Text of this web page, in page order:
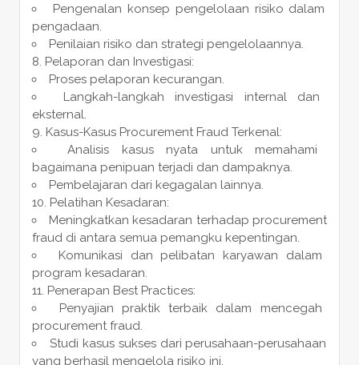
Pengenalan konsep pengelolaan risiko dalam
pengadaan.
Penilaian risiko dan strategi pengelolaannya.
Pelaporan dan Investigasi:
Proses pelaporan kecurangan.
Langkah-langkah investigasi internal dan
eksternal.
Kasus-Kasus Procurement Fraud Terkenal:
Analisis kasus nyata untuk memahami
bagaimana penipuan terjadi dan dampaknya.
Pembelajaran dari kegagalan lainnya.
Pelatihan Kesadaran:
Meningkatkan kesadaran terhadap procurement
fraud di antara semua pemangku kepentingan.
Komunikasi dan pelibatan karyawan dalam
program kesadaran.
Penerapan Best Practices:
Penyajian praktik terbaik dalam mencegah
procurement fraud.
Studi kasus sukses dari perusahaan-perusahaan
yang berhasil mengelola risiko ini.